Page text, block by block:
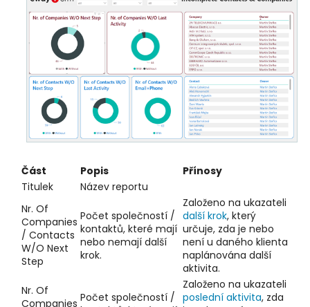
Část Popis
Přínosy
Titulek
Název reportu
Nr. Of
Companies
/ Contacts
W/O Next
Step
Počet společností /
kontaktů, které mají
nebo nemají další
krok.
Založeno na ukazateli
další krok, který
určuje, zda je nebo
není u daného klienta
naplánována další
aktivita.
Nr. Of
Companies Počet společností /
Založeno na ukazateli
poslední aktivita, zda